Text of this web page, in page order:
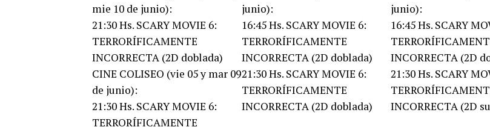
mie 10 de junio):
21:30 Hs. SCARY MOVIE 6:
TERRORÍFICAMENTE
INCORRECTA (2D doblada)
CINE COLISEO (vie 05 y mar 09
de junio):
21:30 Hs. SCARY MOVIE 6:
TERRORÍFICAMENTE
junio):
16:45 Hs. SCARY MOVIE 6:
TERRORÍFICAMENTE
INCORRECTA (2D doblada)
21:30 Hs. SCARY MOVIE 6:
TERRORÍFICAMENTE
INCORRECTA (2D doblada)
junio):
16:45 Hs. SCARY
INCORRECTA (2D
21:30 Hs. SCARY
INCORRECTA (2D